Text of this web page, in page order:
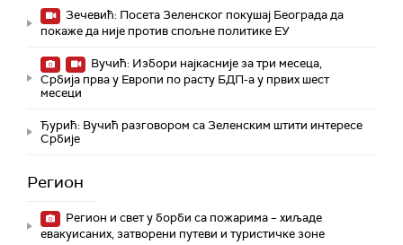
Зечевић: Посета Зеленског покушај Београда да
покаже да није против спољне политике ЕУ
Вучић: Избори најкасније за три месеца,
Србија прва у Европи по расту БДП-а у првих шест
месеци
Ђурић: Вучић разговором са Зеленским штити интересе
Србије
Регион
Регион и свет у борби са пожарима – хиљаде
евакуисаних, затворени путеви и туристичке зоне